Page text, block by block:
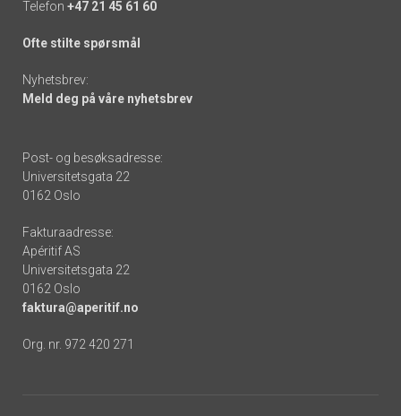
Telefon +47 21 45 61 60
Ofte stilte spørsmål
Nyhetsbrev:
Meld deg på våre nyhetsbrev
Post- og besøksadresse:
Universitetsgata 22
0162 Oslo
Fakturaadresse:
Apéritif AS
Universitetsgata 22
0162 Oslo
faktura@aperitif.no
Org. nr. 972 420 271